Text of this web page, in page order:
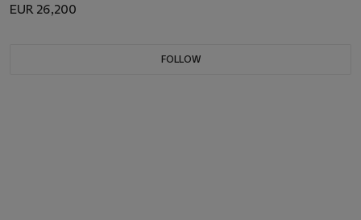
EUR 26,200
FOLLOW